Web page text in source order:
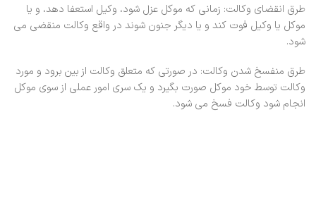
طرق انقضای وکالت: زمانی که موکل عزل شود، وکیل استعفا دهد، و یا
موکل یا وکیل فوت کند و یا دیگر جنون شوند در واقع وکالت منقضی می
شود.
طرق منفسخ شدن وکالت: در صورتی که متعلق وکالت از بین برود و مورد
وکالت توسط خود موکل صورت بگیرد و یک سری امور عملی از سوی موکل
انجام شود وکالت فسخ می شود.